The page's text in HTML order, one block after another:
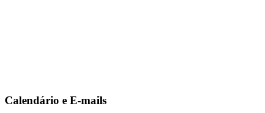
Calendário e E-mails